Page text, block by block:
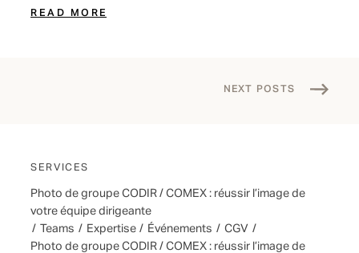
sincère avec le sujet, l’utilisation astucieuse de l’éclairage, le
READ MORE
NEXT POSTS
SERVICES
Photo de groupe CODIR / COMEX : réussir l’image de
votre équipe dirigeante
/
Teams / Expertise / Événements / CGV /
Photo de groupe CODIR / COMEX : réussir l’image de